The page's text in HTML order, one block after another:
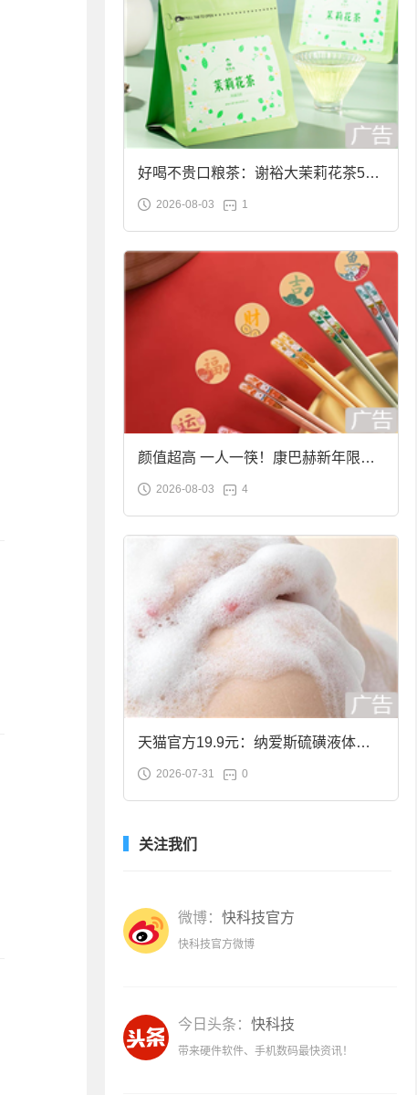
好喝不贵口粮茶：谢裕大茉莉花茶50g
袋装9.9元到手
2026-08-03 1
颜值超高 一人一筷！康巴赫新年限定
合金筷子大促：19.9元
2026-08-03 4
天猫官方19.9元：纳爱斯硫磺液体香
皂2斤大促
2026-07-31 0
关注我们
微博： 快科技官方
快科技官方微博
今日头条： 快科技
带来硬件软件、手机数码最快资讯！